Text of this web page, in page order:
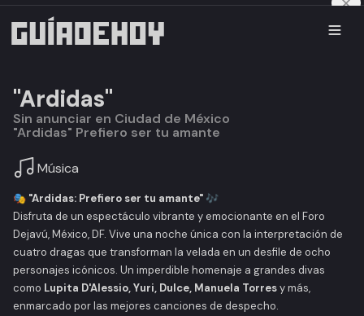
"Ardidas"
Sin anunciar en Ciudad de México
"Ardidas" Prefiero ser tu amante
Música
🎭 "Ardidas: Prefiero ser tu amante" 🎶
Disfruta de un espectáculo vibrante y emocionante en el Foro
Dejavú, México, DF. Vive una noche única con la interpretación de
cuatro dragas que transforman la velada en un desfile de ocho
personajes icónicos. Un imperdible homenaje a grandes divas
como Lupita D'Alessio, Yuri, Dulce, Manuela Torresy más,
enmarcado por las mejores canciones de despecho.